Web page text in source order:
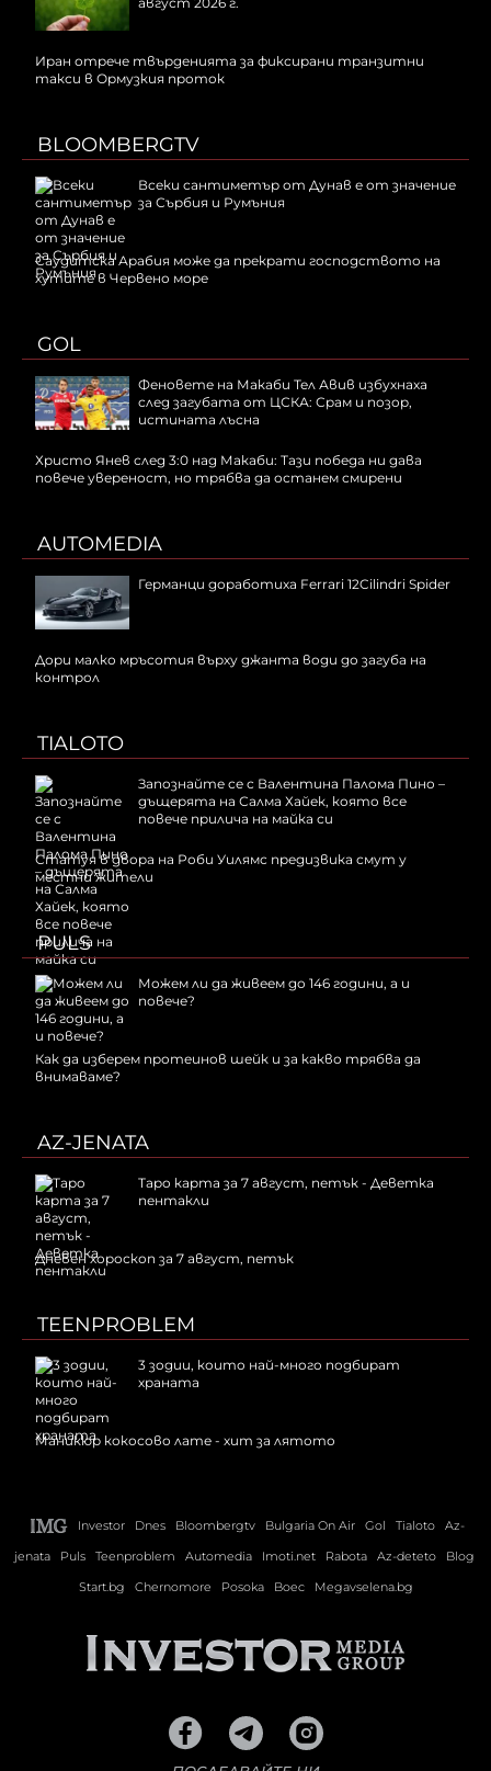
Иран отрече твърденията за фиксирани транзитни
такси в Ормузкия проток
BLOOMBERGTV
Всеки сантиметър от Дунав е от значение
за Сърбия и Румъния
Саудитска Арабия може да прекрати господството на
хутите в Червено море
GOL
Феновете на Макаби Тел Авив избухнаха
след загубата от ЦСКА: Срам и позор,
истината лъсна
Христо Янев след 3:0 над Макаби: Тази победа ни дава
повече увереност, но трябва да останем смирени
AUTOMEDIA
Германци доработиха Ferrari 12Cilindri Spider
Дори малко мръсотия върху джанта води до загуба на
контрол
TIALOTO
Запознайте се с Валентина Палома Пино –
дъщерята на Салма Хайек, която все
повече прилича на майка си
Статуя в двора на Роби Уилямс предизвика смут у
местни жители
PULS
Можем ли да живеем до 146 години, а и
повече?
Как да изберем протеинов шейк и за какво трябва да
внимаваме?
AZ-JENATA
Таро карта за 7 август, петък - Деветка
пентакли
Дневен хороскоп за 7 август, петък
TEENPROBLEM
3 зодии, които най-много подбират
храната
Маникюр кокосово лате - хит за лятото
Investor Dnes Bloombergtv Bulgaria On Air Gol Tialoto
Az-
jenata
Puls Teenproblem Automedia Imoti.net Rabota Az-deteto
Blog
Start.bg
Chernomore Posoka Boec Megavselena.bg